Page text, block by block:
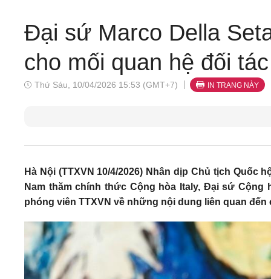
Đại sứ Marco Della
cho mối quan hệ đối
Thứ Sáu, 10/04/2026 15:53 (GMT+7) IN TRANG NÀY
Hà Nội (TTXVN 10/4/2026) Nhân dịp Chủ tịch Quốc
Nam thăm chính thức Cộng hòa Italy, Đại sứ Cộng
phóng viên TTXVN về những nội dung liên quan đến